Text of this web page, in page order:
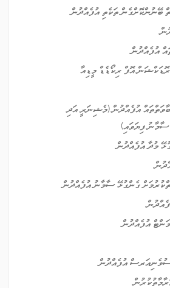
ބޭނުންކޮށްގެން ތަކެތި އުފެއްދުން
އުފެއްދުން
އޮފް ރިކޯޑެޑް މީޑިއާ
އުފެއްދުން (މެޝިނަރީ އަދި
ފިޔަވައި)
މުދާ އުފެއްދުން
ގެންގުޅޭ ސާމާނު އުފެއްދުން
އުފެއްދުން
އުފެއްދުން